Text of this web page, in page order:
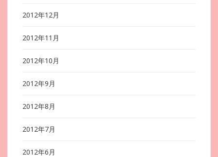
2012年12月
2012年11月
2012年10月
2012年9月
2012年8月
2012年7月
2012年6月